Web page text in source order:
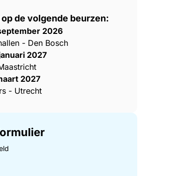
de volgende beurzen:
2026
- Den Bosch
2027
2027
- Utrecht